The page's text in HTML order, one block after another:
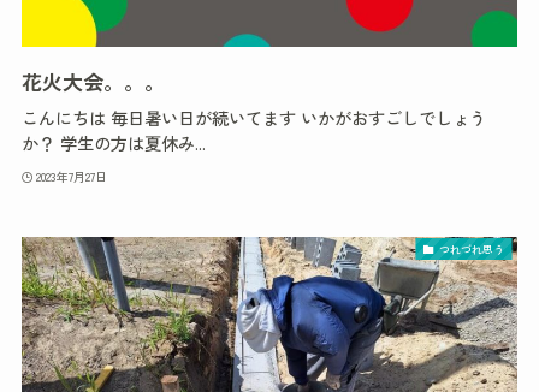
花火大会。。。
こんにちは 毎日暑い日が続いてます いかがおすごしでしょう
か？ 学生の方は夏休み...
2023年7月27日
つれづれ思う